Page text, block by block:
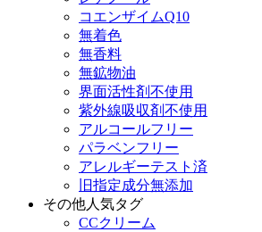
コエンザイムQ10
無着色
無香料
無鉱物油
界面活性剤不使用
紫外線吸収剤不使用
アルコールフリー
パラベンフリー
アレルギーテスト済
旧指定成分無添加
その他人気タグ
CCクリーム